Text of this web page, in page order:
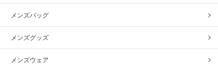
メンズバッグ
メンズグッズ
メンズウェア